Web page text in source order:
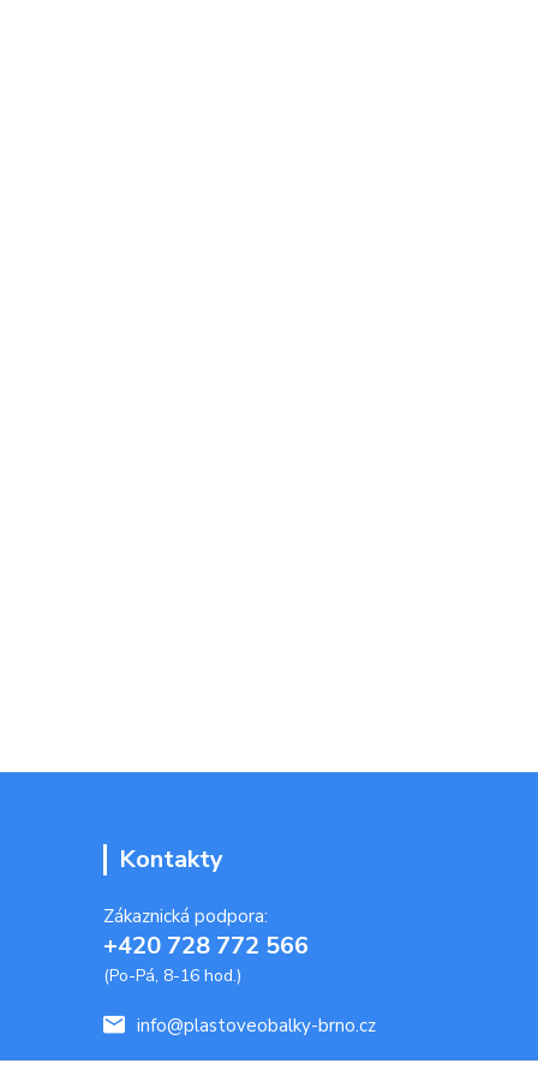
Kontakty
Zákaznická podpora:
+420 728 772 566
(Po-Pá, 8-16 hod.)
info@plastoveobalky-brno.cz